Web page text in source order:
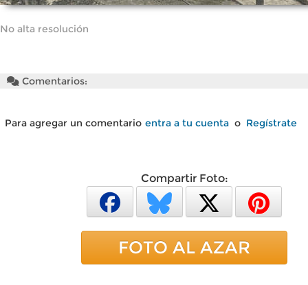
No alta resolución
Comentarios:
Para agregar un comentario entra a tu cuenta o Regístrate
Compartir Foto:
FOTO AL AZAR